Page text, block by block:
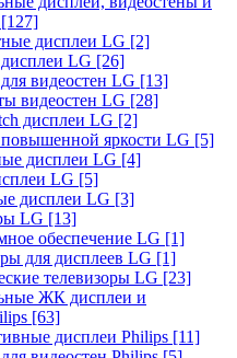
[127]
дисплеи LG [2]
LG [26]
видеостен LG [13]
видеостен LG [28]
дисплеи LG [2]
яркости LG [5]
дисплеи LG [4]
LG [5]
дисплеи LG [3]
LG [13]
обеспечение LG [1]
для дисплеев LG [1]
телевизоры LG [23]
ЖК дисплеи и
[63]
дисплеи Philips [11]